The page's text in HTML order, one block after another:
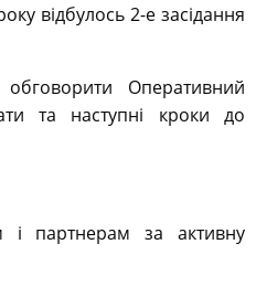
відбулось 2-е засідання
обговорити Оперативний
та наступні кроки до
і партнерам за активну